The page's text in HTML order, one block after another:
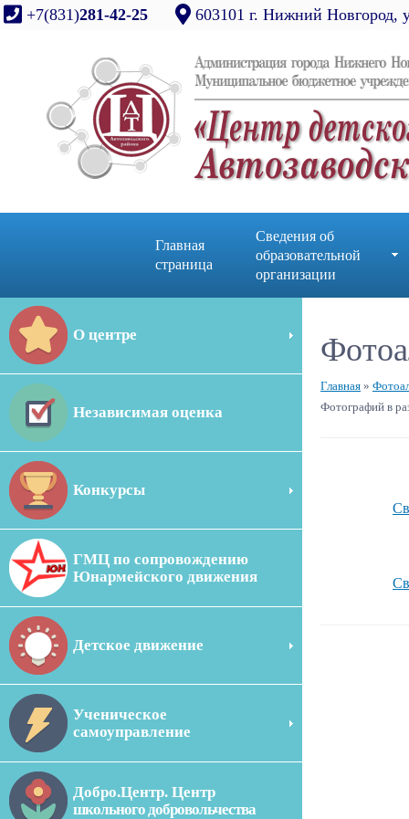
+7(831)281-42-25 603101 г. Нижний Новгород,
Главная
страница
Сведения об
образовательной
организации
О центре
Независимая оценка
Конкурсы
ГМЦ по сопровождению
Юнармейского движения
Детское движение
Ученическое
самоуправление
Добро.Центр. Центр
школьного добровольчества
Главная »
Фотографий в